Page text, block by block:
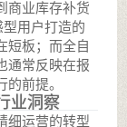
业库存补货
用户打造的
短板；而全自
通常反映在报
前提。
业洞察
细运营的转型